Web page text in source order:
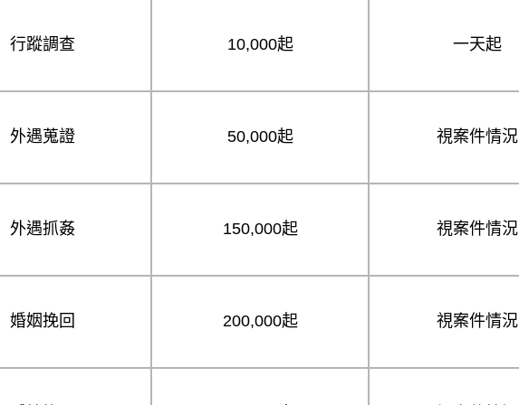
行蹤調查 10,000起 一天起
外遇蒐證 50,000起 視案件情況
外遇抓姦 150,000起 視案件情況
婚姻挽回 200,000起 視案件情況